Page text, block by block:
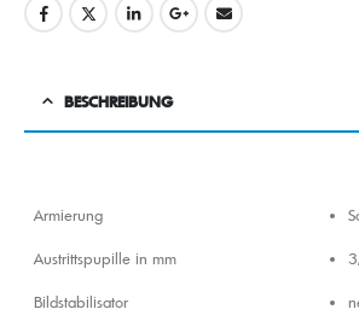
BESCHREIBUNG
Armierung
Austrittspupille in mm
Bildstabilisator